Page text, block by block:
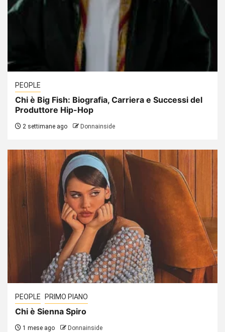
PEOPLE
Chi è Big Fish: Biografia, Carriera e Successi del
Produttore Hip-Hop
2 settimane ago Donnainside
PEOPLE PRIMO PIANO
Chi è Sienna Spiro
1 mese ago Donnainside